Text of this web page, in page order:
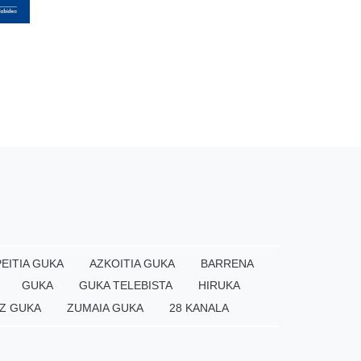
GUKA AZKOITIA GUKA
BARRENA
GUKA
GUKA TELEBISTA
HIRUKA
GUKA
ZUMAIA GUKA 28 KANALA